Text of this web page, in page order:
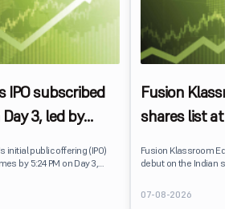
IPO subscribed
3, led by
initial public offering (IPO)
by 5:24 PM on Day 3,
5,62,46,366 shares
Fusion
shares list at
Fusion Klassroom
debut on the Indian
delivering a premium of
price of ₹159. The
07-08-2026